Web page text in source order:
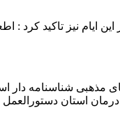
نیز تاکید کرد :
استان دستورالعمل